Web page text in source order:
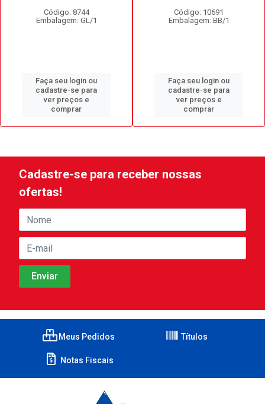
Código: 8744
Embalagem: GL/1
Faça seu login ou
cadastre-se para
ver preços e
comprar
Código: 10691
Embalagem: BB/1
Faça seu login ou
cadastre-se para
ver preços e
comprar
Cadastre-se para receber nossas
ofertas!
Meus Pedidos Títulos
Notas Fiscais